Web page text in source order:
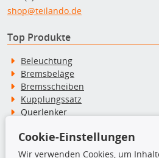
shop@teilando.de
Top Produkte
Beleuchtung
Bremsbeläge
Bremsscheiben
Kupplungssatz
Querlenker
Stoßdämpfer
Cookie-Einstellungen
Wir verwenden Cookies, um